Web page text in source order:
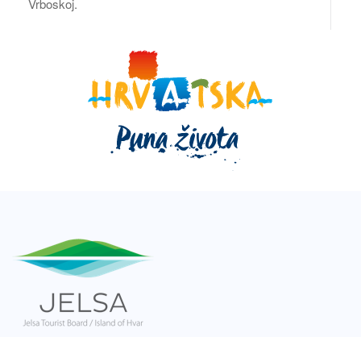
Vrboskoj.